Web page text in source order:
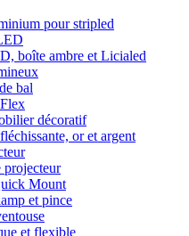
pour stripled
boîte ambre et Licialed
bal
décoratif
or et argent
projecteur
Mount
et pince
et flexible